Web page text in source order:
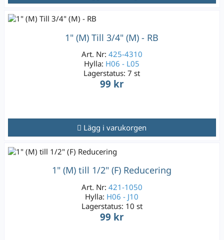
1" (M) Till 3/4" (M) - RB
Art. Nr: 425-4310
Hylla: H06 - L05
Lagerstatus:7 st
99 kr
Lägg i varukorgen
1" (M) till 1/2" (F) Reducering
Art. Nr: 421-1050
Hylla: H06 - J10
Lagerstatus: 10 st
99 kr